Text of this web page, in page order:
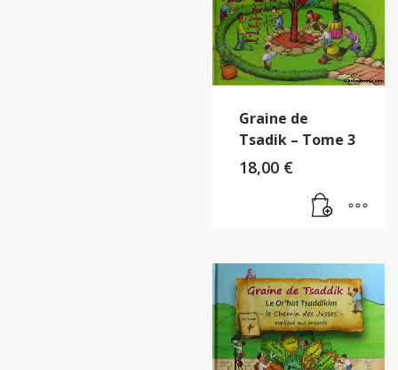
Graine de
Tsadik – Tome 3
18,00 €